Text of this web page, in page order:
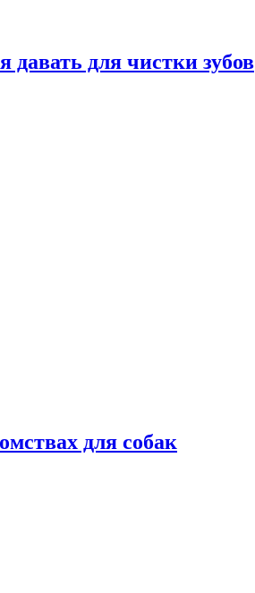
давать для чистки зубов
для собак